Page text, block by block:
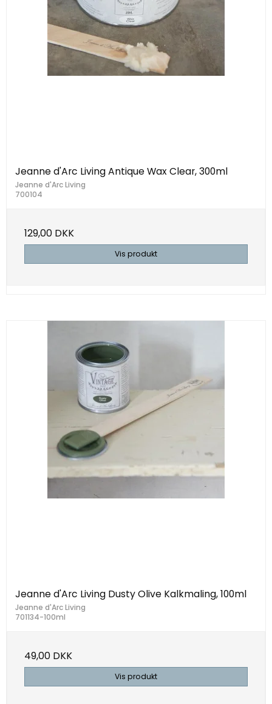
Jeanne d'Arc Living Antique Wax Clear, 300ml
Jeanne d'Arc Living
700104
129,00 DKK
Vis produkt
Jeanne d'Arc Living Dusty Olive Kalkmaling, 100ml
Jeanne d'Arc Living
701134-100ml
49,00 DKK
Vis produkt